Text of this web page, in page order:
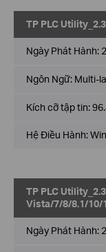
TP PLC
Ngày Phát Hành:
Ngôn Ngữ: Multi-
Kích cỡ tập tin:
Hệ Điều Hành:
TP PLC
Vista/7/8/8.1/10/
Ngày Phát Hành: